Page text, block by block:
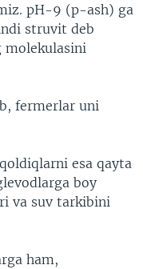
pH-9 (p-ash) ga
struvit deb
molekulasini
fermerlar uni
esa qayta
boy
va suv tarkibini
ham,